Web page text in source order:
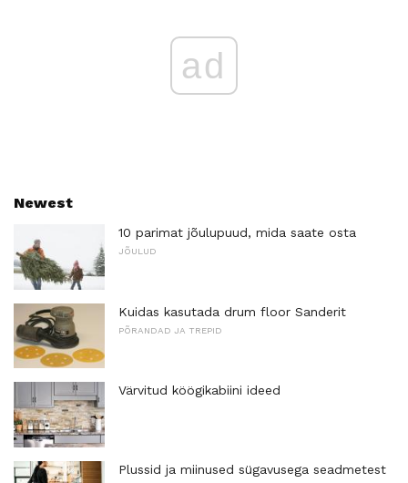
ad
Newest
10 parimat jõulupuud, mida saate osta
JÕULUD
Kuidas kasutada drum floor Sanderit
PÕRANDAD JA TREPID
Värvitud köögikabiini ideed
Plussid ja miinused sügavusega seadmetest